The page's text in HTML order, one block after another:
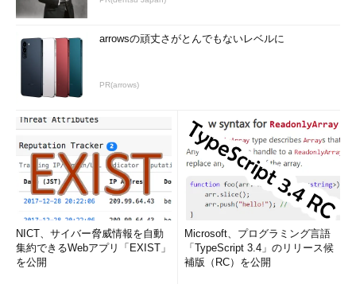
arrowsの頑丈さがとんでもないレベルに
PR(arrows)
NICT、サイバー脅威情報を自動
集約できるWebアプリ「EXIST」
を公開
Microsoft、プログラミング言語
「TypeScript 3.4」のリリース候
補版（RC）を公開